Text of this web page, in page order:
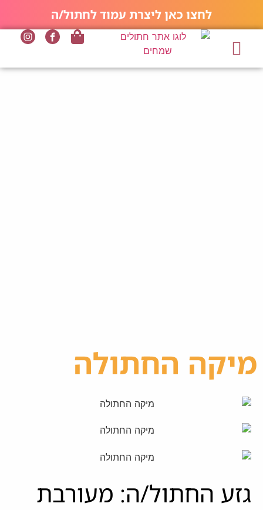
לחצו כאן ליצרת עמוד לחתול/ה
מיקה החתולה
גזע החתול/ה: מעורבת